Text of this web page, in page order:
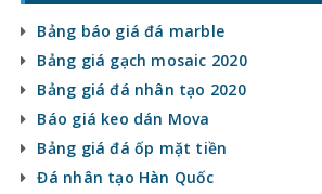
Bảng báo giá đá marble
Bảng giá gạch mosaic 2020
Bảng giá đá nhân tạo 2020
Báo giá keo dán Mova
Bảng giá đá ốp mặt tiền
Đá nhân tạo Hàn Quốc